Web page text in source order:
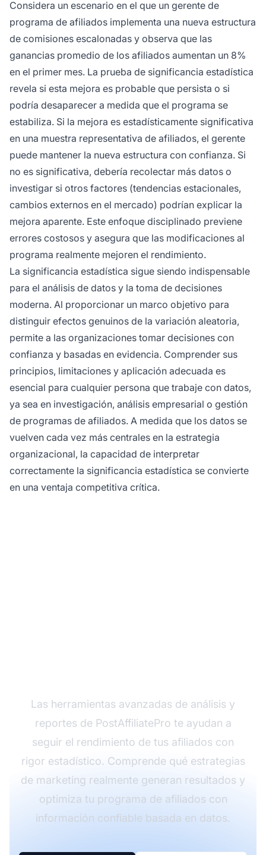
Considera un escenario en el que un gerente de
programa de afiliados implementa una nueva estructura
de comisiones escalonadas y observa que las
ganancias promedio de los afiliados aumentan un 8%
en el primer mes. La prueba de significancia estadística
revela si esta mejora es probable que persista o si
podría desaparecer a medida que el programa se
estabiliza. Si la mejora es estadísticamente significativa
en una muestra representativa de afiliados, el gerente
puede mantener la nueva estructura con confianza. Si
no es significativa, debería recolectar más datos o
investigar si otros factores (tendencias estacionales,
cambios externos en el mercado) podrían explicar la
mejora aparente. Este enfoque disciplinado previene
errores costosos y asegura que las modificaciones al
programa realmente mejoren el rendimiento.
La significancia estadística sigue siendo indispensable
para el análisis de datos y la toma de decisiones
moderna. Al proporcionar un marco objetivo para
distinguir efectos genuinos de la variación aleatoria,
permite a las organizaciones tomar decisiones con
confianza y basadas en evidencia. Comprender sus
principios, limitaciones y aplicación adecuada es
esencial para cualquier persona que trabaje con datos,
ya sea en investigación, análisis empresarial o gestión
de programas de afiliados. A medida que los datos se
vuelven cada vez más centrales en la estrategia
organizacional, la capacidad de interpretar
correctamente la significancia estadística se convierte
en una ventaja competitiva crítica.
Las herramientas avanzadas de análisis y
reportes de PostAffiliatePro te ayudan a
seguir el rendimiento de tus afiliados con
rigor estadístico. Comprende qué estrategias
de marketing realmente generan resultados y
optimiza tu programa de afiliados con
información confiable basada en datos.